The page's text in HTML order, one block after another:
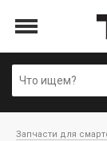
Запчасти для